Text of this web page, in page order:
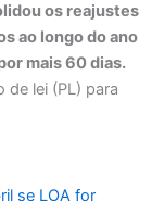
os reajustes
ao longo do ano
mais 60 dias.
lei (PL) para
se LOA for